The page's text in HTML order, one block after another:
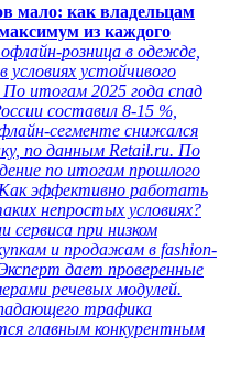
мало: как владельцам
из каждого
розница в одежде,
условиях устойчивого
итогам 2025 года спад
составил 8-15 %,
сегменте снижался
по данным Retail.ru. По
по итогам прошлого
эффективно работать
непростых условиях?
сервиса при низком
и продажам в fashion-
дает проверенные
речевых модулей.
трафика
главным конкурентным